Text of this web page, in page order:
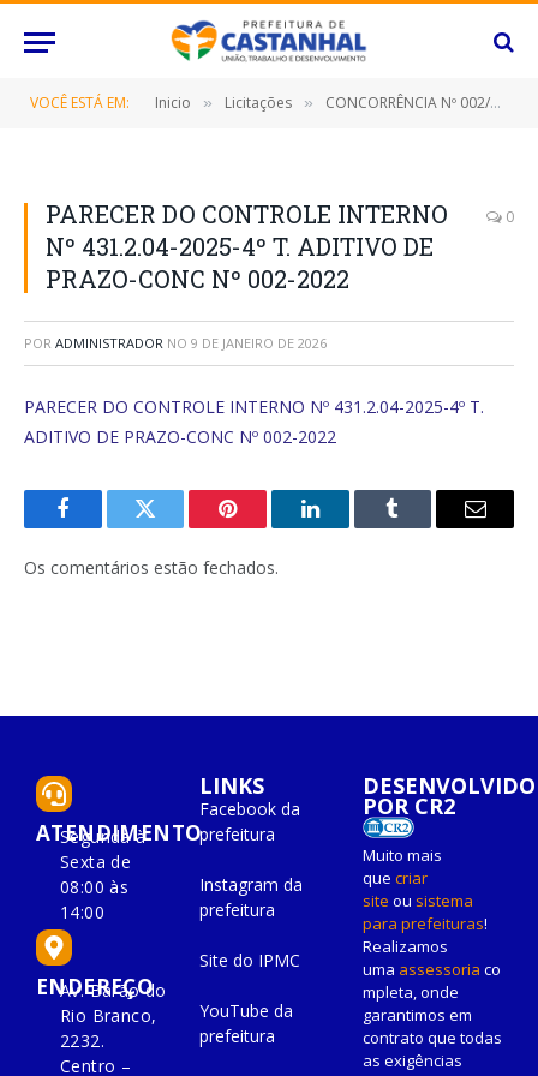
VOCÊ ESTÁ EM: Inicio » Licitações » CONCORRÊNCIA Nº 002/2022 (PRESTAÇÃO DE SERVIÇOS DE PUBLICIDADE, COMPREENDENDO O CONJUNTO DE ATIVIDADES REALIZADAS INTEGRADAMENTE QUE TENHAM POR OBJETIVO O ESTUDO, O PLANEJAMENTO, A CONCEITUAÇÃO, A CONCEPÇÃO, A CRIAÇÃO, A EXECUÇÃO INTERNA, A INTERMEDIAÇÃO E A SUPERVISÃO DA EXECUÇÃO EXTERNA E A DISTRIBUIÇÃO DE AÇÕES PUBLICITÁRIAS PARA PÚBLICOS DE INTERESSE)
PARECER DO CONTROLE INTERNO
Nº 431.2.04-2025-4º T. ADITIVO DE
PRAZO-CONC Nº 002-2022
0
POR ADMINISTRADOR NO 9 DE JANEIRO DE 2026
PARECER DO CONTROLE INTERNO Nº 431.2.04-2025-4º T.
ADITIVO DE PRAZO-CONC Nº 002-2022
FacebookTwitter Pinterest O
Tumblr
E-
Os comentários estão fechados.
ATENDIMENTO
Segunda à
Sexta de
08:00 às
14:00
ENDEREÇO
Av. Barão do
Rio Branco,
2232.
Centro –
LINKS
Facebook da
prefeitura
Instagram da
prefeitura
Site do IPMC
YouTube da
prefeitura
DESENVOLVIDO
POR CR2
Muito mais
que criar
site ou sistema
para prefeituras!
Realizamos
uma assessoria co
mpleta, onde
garantimos em
contrato que todas
as exigências